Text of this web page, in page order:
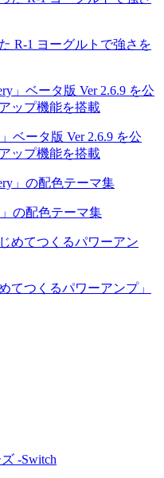
R-1 ヨーグルトで強さを
ベータ版 Ver 2.6.9 を公
ップ機能を搭載
の配色テーマ集
てつくるパワーアンプ」
-Switch